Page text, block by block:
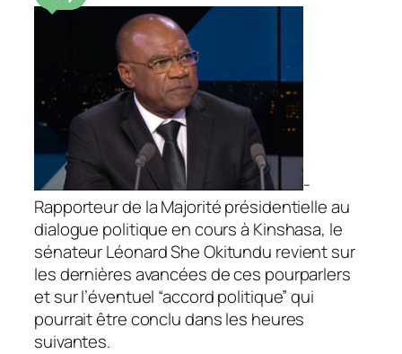
-
Rapporteur de la Majorité présidentielle au
dialogue politique en cours à Kinshasa, le
sénateur Léonard She Okitundu revient sur
les dernières avancées de ces pourparlers
et sur l’éventuel “accord politique” qui
pourrait être conclu dans les heures
suivantes.